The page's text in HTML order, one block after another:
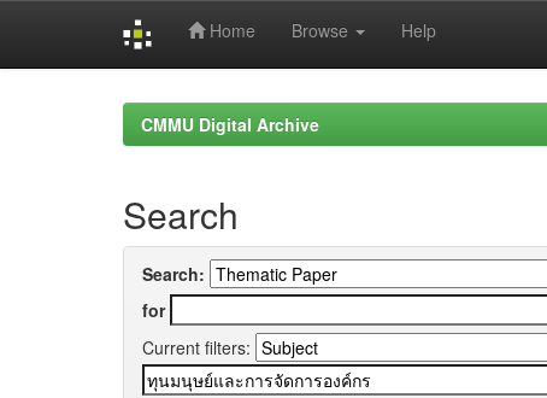
Home Browse Help
CMMU Digital Archive
Search
Search:
for
Current filters: